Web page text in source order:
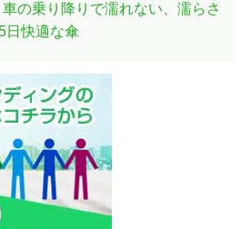
車の乗り降りで濡れない、濡らさ
日快適な傘